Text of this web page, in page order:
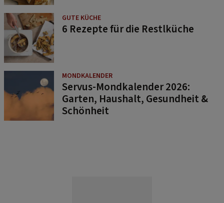
GUTE KÜCHE
6 Rezepte für die Restlküche
MONDKALENDER
Servus-Mondkalender 2026:
Garten, Haushalt, Gesundheit &
Schönheit